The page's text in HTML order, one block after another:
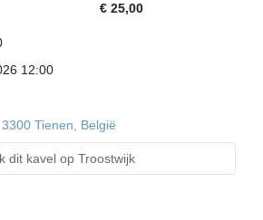
€ 25,00
12:00
Tienen, België
dit kavel op Troostwijk